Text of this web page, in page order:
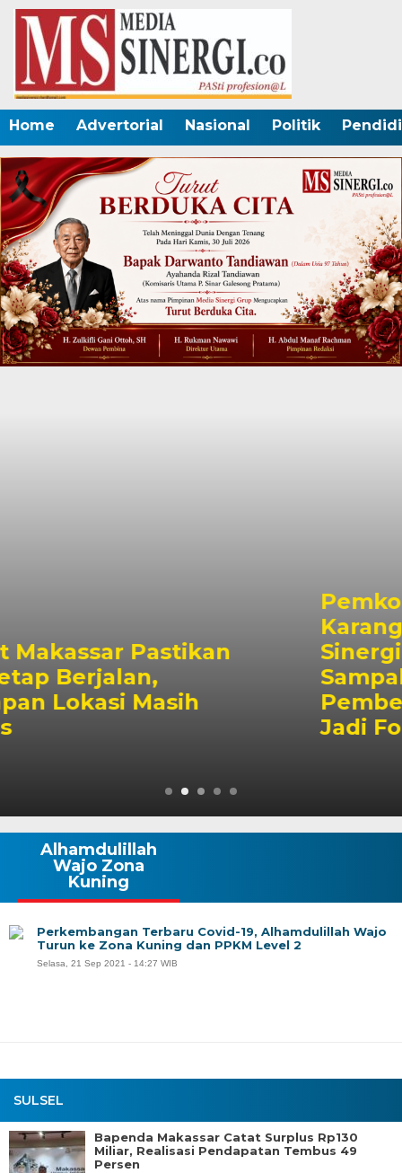
Home Advertorial Nasional Politik
Sinergi, Penanganan
Sampah hingga
Pemberdayaan Pemuda
SULSEL
Bapenda Makassar Catat Surplus Rp130
Miliar, Realisasi Pendapatan Tembus 49
Persen
Alhamdulillah
Wajo Zona
Kuning
Perkembangan Terbaru Covid-19, Alhamdulillah Wajo
Turun ke Zona Kuning dan PPKM Level 2
Selasa, 21 Sep 2021 - 14:27 WIB